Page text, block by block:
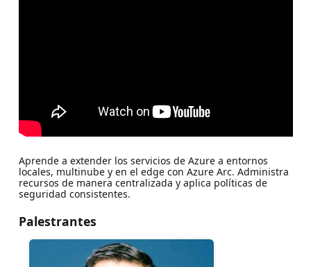
Aprende a extender los servicios de Azure a entornos
locales, multinube y en el edge con Azure Arc. Administra
recursos de manera centralizada y aplica políticas de
seguridad consistentes.
Palestrantes